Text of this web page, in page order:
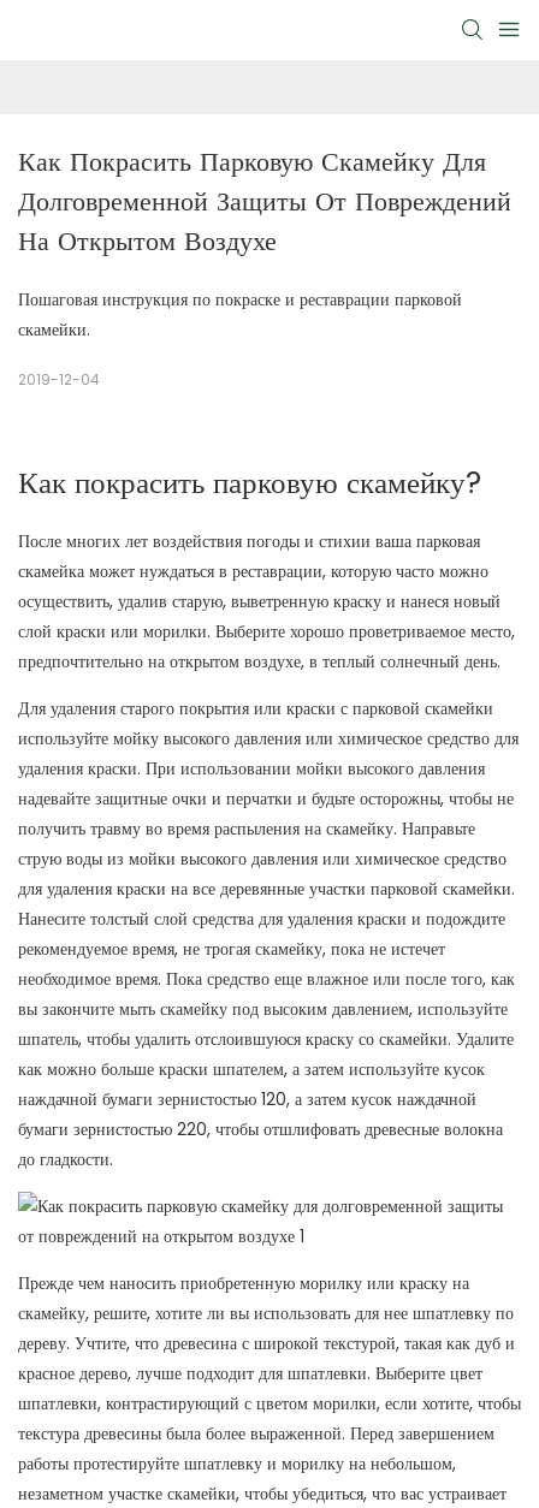
Как Покрасить Парковую Скамейку Для
Долговременной Защиты От Повреждений
На Открытом Воздухе
Пошаговая инструкция по покраске и реставрации парковой
скамейки.
2019-12-04
Как покрасить парковую скамейку?
После многих лет воздействия погоды и стихии ваша парковая
скамейка может нуждаться в реставрации, которую часто можно
осуществить, удалив старую, выветренную краску и нанеся новый
слой краски или морилки. Выберите хорошо проветриваемое место,
предпочтительно на открытом воздухе, в теплый солнечный день.
Для удаления старого покрытия или краски с парковой скамейки
используйте мойку высокого давления или химическое средство для
удаления краски. При использовании мойки высокого давления
надевайте защитные очки и перчатки и будьте осторожны, чтобы не
получить травму во время распыления на скамейку. Направьте
струю воды из мойки высокого давления или химическое средство
для удаления краски на все деревянные участки парковой скамейки.
Нанесите толстый слой средства для удаления краски и подождите
рекомендуемое время, не трогая скамейку, пока не истечет
необходимое время. Пока средство еще влажное или после того, как
вы закончите мыть скамейку под высоким давлением, используйте
шпатель, чтобы удалить отслоившуюся краску со скамейки. Удалите
как можно больше краски шпателем, а затем используйте кусок
наждачной бумаги зернистостью 120, а затем кусок наждачной
бумаги зернистостью 220, чтобы отшлифовать древесные волокна
до гладкости.
Прежде чем наносить приобретенную морилку или краску на
скамейку, решите, хотите ли вы использовать для нее шпатлевку по
дереву. Учтите, что древесина с широкой текстурой, такая как дуб и
красное дерево, лучше подходит для шпатлевки. Выберите цвет
шпатлевки, контрастирующий с цветом морилки, если хотите, чтобы
текстура древесины была более выраженной. Перед завершением
работы протестируйте шпатлевку и морилку на небольшом,
незаметном участке скамейки, чтобы убедиться, что вас устраивает